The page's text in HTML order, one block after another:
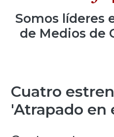
Somos líderes
de Medios de
Cuatro
'Atrapado en